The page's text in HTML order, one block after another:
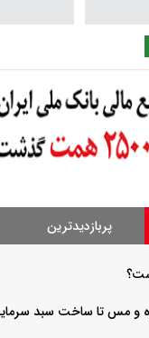
پربازدیدترین
و مس تا ساخت سبد